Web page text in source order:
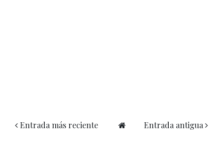
Entrada más reciente Entrada antigua